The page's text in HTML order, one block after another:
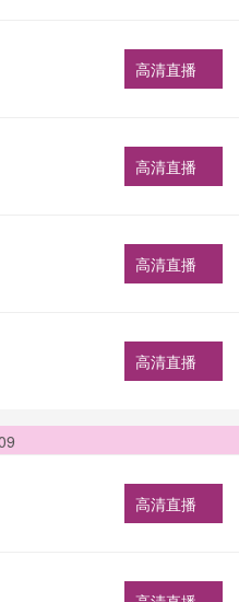
高清直播
高清直播
高清直播
高清直播
高清直播